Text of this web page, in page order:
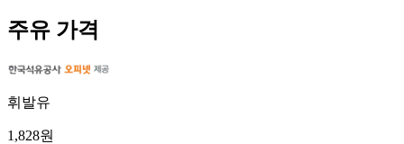
주유 가격
휘발유
1,828원